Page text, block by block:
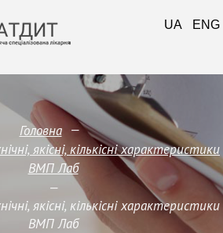
Головна —
якісні, кількісні характеристики
ВМП Лаб
—
якісні, кількісні характеристики
ВМП Лаб
UA ENG